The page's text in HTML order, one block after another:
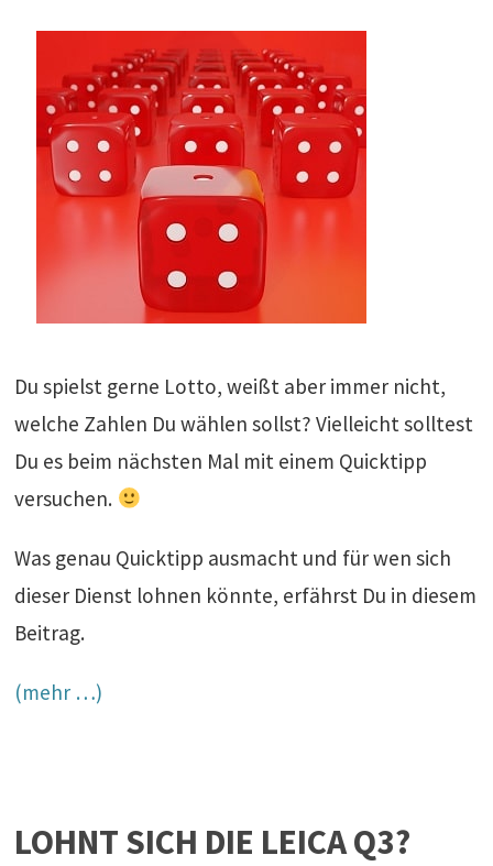
Du spielst gerne Lotto, weißt aber immer nicht,
welche Zahlen Du wählen sollst? Vielleicht solltest
Du es beim nächsten Mal mit einem Quicktipp
versuchen.
Was genau Quicktipp ausmacht und für wen sich
dieser Dienst lohnen könnte, erfährst Du in diesem
Beitrag.
(mehr …)
LOHNT SICH DIE LEICA Q3?